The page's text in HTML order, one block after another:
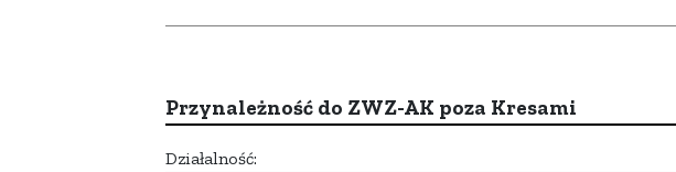
Przynależność do ZWZ-AK poza Kresami
Działalność: